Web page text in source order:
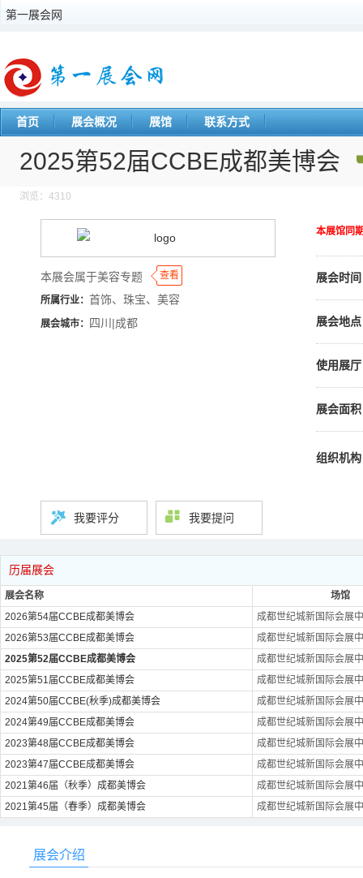
第一展会网
首页 展会概况 展馆 联系方式
2025第52届CCBE成都美博会
浏览：4310
本展馆同
展会时
展会地
使用展
展会面
组织机构
本展会属于美容专题 ◆
◆查看
所属行业： 首饰、珠宝、美容
展会城市： 四川|成都
我要评分 我要提问
历届展会
展会名称
场馆
2026第54届CCBE成都美博会
成都世纪城新国际会展
2026第53届CCBE成都美博会
成都世纪城新国际会展
2025第52届CCBE成都美博会
成都世纪城新国际会展
2025第51届CCBE成都美博会
成都世纪城新国际会展
2024第50届CCBE(秋季)成都美博会
成都世纪城新国际会展
2024第49届CCBE成都美博会
成都世纪城新国际会展
2023第48届CCBE成都美博会
成都世纪城新国际会展
2023第47届CCBE成都美博会
成都世纪城新国际会展
2021第46届（秋季）成都美博会
成都世纪城新国际会展
2021第45届（春季）成都美博会
成都世纪城新国际会展
展会介绍